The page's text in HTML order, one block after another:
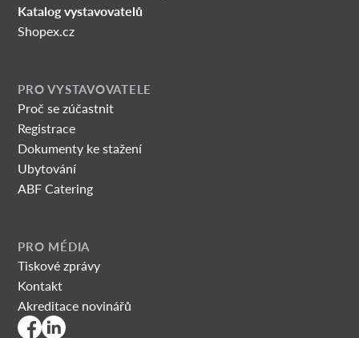
Katalog vystavovatelů
Shopex.cz
PRO VYSTAVOVATELE
Proč se zúčastnit
Registrace
Dokumenty ke stažení
Ubytování
ABF Catering
PRO MÉDIA
Tiskové zprávy
Kontakt
Akreditace novinářů